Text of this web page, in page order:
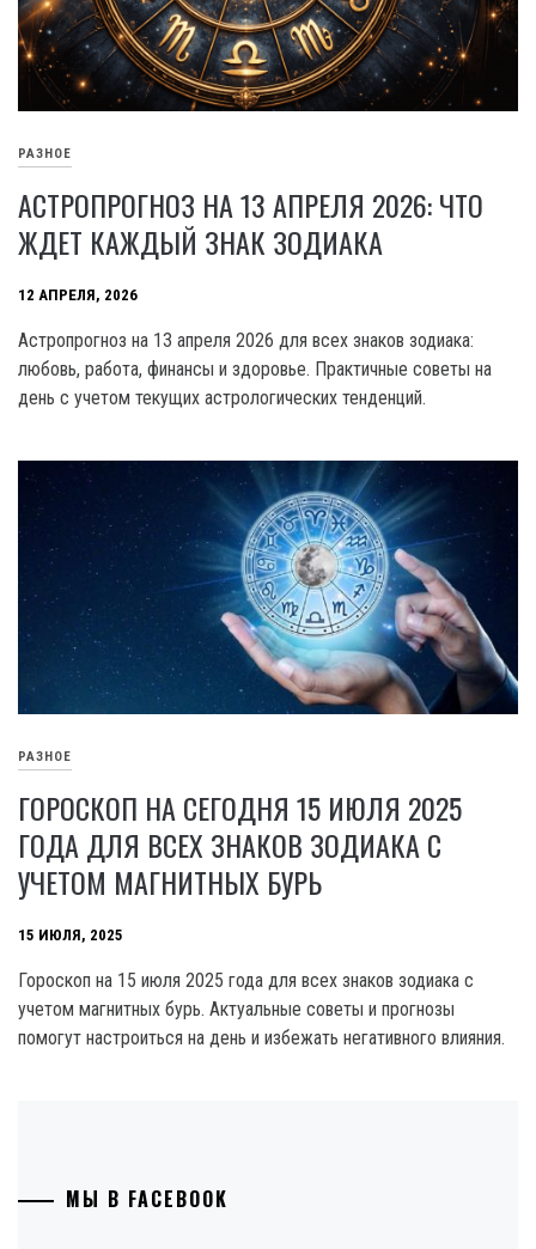
РАЗНОЕ
АСТРОПРОГНОЗ НА 13 АПРЕЛЯ 2026: ЧТО
ЖДЕТ КАЖДЫЙ ЗНАК ЗОДИАКА
12 АПРЕЛЯ, 2026
Астропрогноз на 13 апреля 2026 для всех знаков зодиака:
любовь, работа, финансы и здоровье. Практичные советы на
день с учетом текущих астрологических тенденций.
РАЗНОЕ
ГОРОСКОП НА СЕГОДНЯ 15 ИЮЛЯ 2025
ГОДА ДЛЯ ВСЕХ ЗНАКОВ ЗОДИАКА С
УЧЕТОМ МАГНИТНЫХ БУРЬ
15 ИЮЛЯ, 2025
Гороскоп на 15 июля 2025 года для всех знаков зодиака с
учетом магнитных бурь. Актуальные советы и прогнозы
помогут настроиться на день и избежать негативного влияния.
МЫ В FACEBOOK